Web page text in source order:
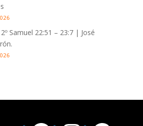
2º Samuel 22:51 – 23:7| José